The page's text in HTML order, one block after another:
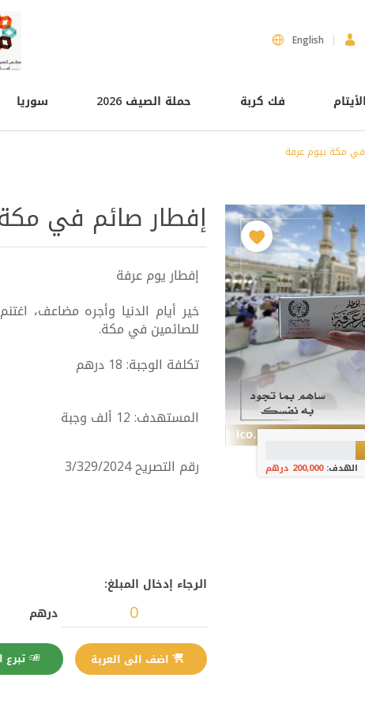
English
فك كربة حملة الصيف 2026 سوريا
في مكة بيوم عرفة
الهدف:200,000 درهم
إفطار صائم في
إفطار يوم عرفة
خير أيام الدنيا وأجره مضاعف،
للصائمين في مكة.
تكلفة الوجبة: 18 درهم
المستهدف: 12 ألف وجبة
رقم التصريح 3/329/2024
الرجاء إدخال المبلغ:
درهم
تبرع الآن